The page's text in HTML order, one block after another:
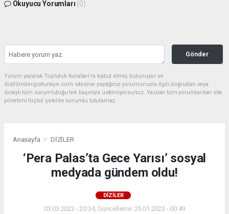
Okuyucu Yorumları (0)
Gönder
Yorum yazarak Topluluk Kuralları’nı kabul etmiş bulunuyor ve
dizifilmdergisiturkiye.com sitesine yaptığınız yorumunuzla ilgili doğrudan veya
dolaylı tüm sorumluluğu tek başınıza üstleniyorsunuz. Yazılan tüm yorumlardan site
yönetimi hiçbir şekilde sorumlu tutulamaz.
Anasayfa DİZİLER
‘Pera Palas’ta Gece Yarısı’ sosyal
medyada gündem oldu!
DİZİLER
03.03.2022 - 20:34, Güncelleme: 25.01.2023 - 00:49